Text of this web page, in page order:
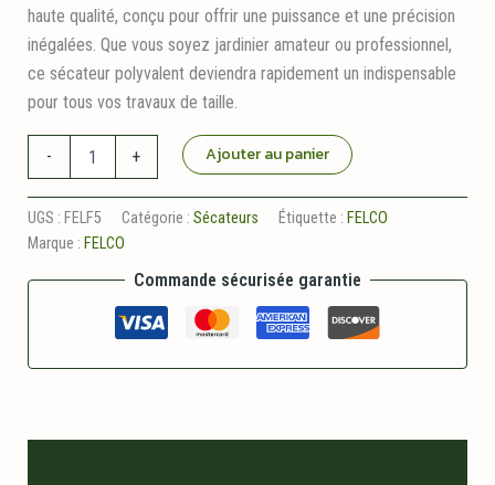
haute qualité, conçu pour offrir une puissance et une précision
inégalées. Que vous soyez jardinier amateur ou professionnel,
ce sécateur polyvalent deviendra rapidement un indispensable
pour tous vos travaux de taille.
-
polyvalent
FELCO
+ Ajouter au panier
UGS : FELF5 Catégorie : Sécateurs Étiquette : FELCO
Marque : FELCO
Commande sécurisée garantie